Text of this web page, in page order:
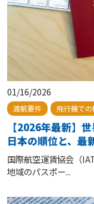
01/16/2026
渡航要件 飛行機での
【2026年最新】
日本の順位と、最
国際航空運賃協会（
地域のパスポー...